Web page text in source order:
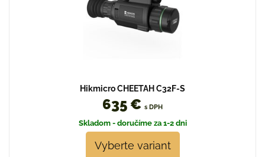
Hikmicro CHEETAH C32F-S
635 € s DPH
Skladom - doručíme za 1-2 dni
Vyberte variant